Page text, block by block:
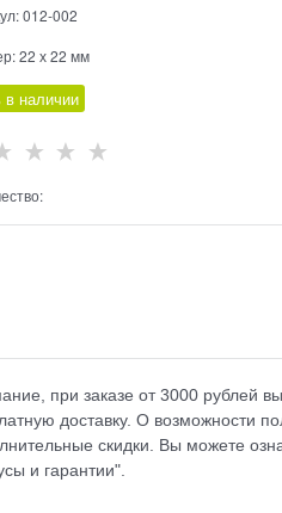
012-002
22 х 22 мм
в наличии
при заказе от 3000 рублей
доставку. О возможности
скидки. Вы можете
и гарантии".